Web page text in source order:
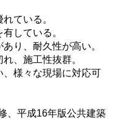
ている。
している。
り、耐久性が高い。
、施工性抜群。
、様々な現場に対応可
、平成16年版公共建築